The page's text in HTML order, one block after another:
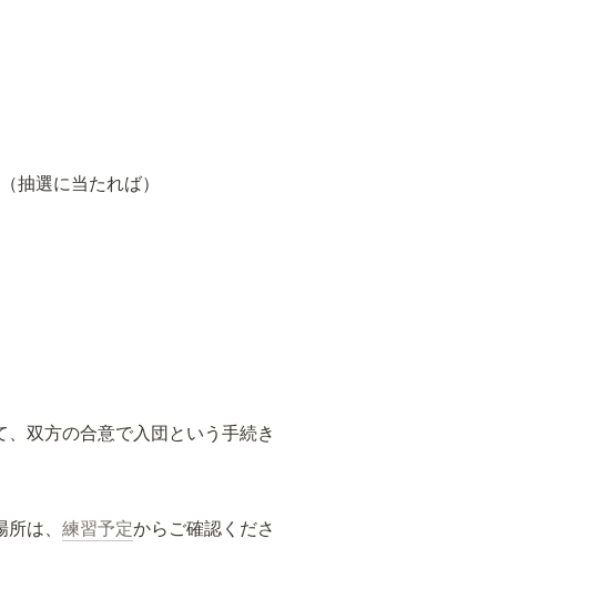
抽選に当たれば）
双方の合意で入団という手続き
は、 練習予定からご確認くださ